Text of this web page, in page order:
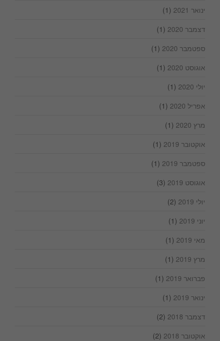
ינואר 2021
(1)
דצמבר 2020
(1)
ספטמבר 2020
(1)
אוגוסט 2020
(1)
יולי 2020
(1)
אפריל 2020
(1)
מרץ 2020
(1)
אוקטובר 2019
(1)
ספטמבר 2019
(1)
אוגוסט 2019
(3)
יולי 2019
(2)
יוני 2019
(1)
מאי 2019
(1)
מרץ 2019
(1)
פברואר 2019
(1)
ינואר 2019
(1)
דצמבר 2018
(2)
אוקטובר 2018
(2)